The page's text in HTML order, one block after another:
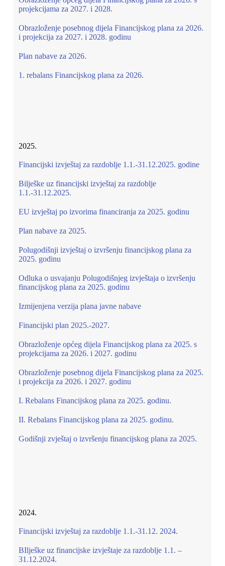
projekcijama za 2027. i 2028.
Obrazloženje posebnog dijela Financijskog plana za 2026.
i projekcija za 2027. i 2028. godinu
Plan nabave za 2026.
1. rebalans Financijskog plana za 2026.
2025.
Financijski izvještaj za razdoblje 1.1.-31.12.2025. godine
Bilješke uz financijski izvještaj za razdoblje
1.1.-31.12.2025.
EU izvještaj po izvorima financiranja za 2025. godinu
Plan nabave za 2025.
Polugodišnji izvještaj o izvršenju financijskog plana za
2025. godinu
Odluka o usvajanju Polugodišnjeg izvještaja o izvršenju
financijskog plana za 2025. godinu
Izmijenjena verzija plana javne nabave
Financijski plan 2025.-2027.
Obrazloženje općeg dijela Financijskog plana za 2025. s
projekcijama za 2026. i 2027. godinu
Obrazloženje posebnog dijela Financijskog plana za 2025.
i projekcija za 2026. i 2027. godinu
I. Rebalans Financijskog plana za 2025. godinu.
II. Rebalans Financijskog plana za 2025. godinu.
Godišnji zvještaj o izvršenju financijskog plana za 2025.
2024.
Financijski izvještaj za razdoblje 1.1.-31.12. 2024.
BIlješke uz financijske izvještaje za razdoblje 1.1. –
31.12.2024.